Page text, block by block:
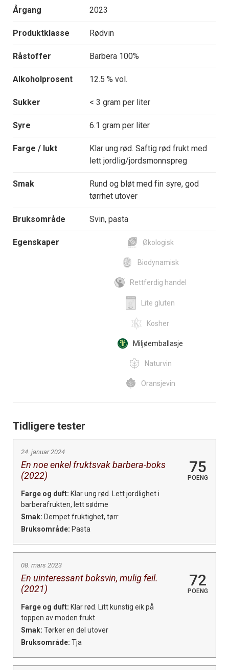
Årgang 2023
Produktklasse Rødvin
Råstoffer Barbera 100%
Alkoholprosent 12.5 % vol.
Sukker < 3 gram per liter
Syre 6.1 gram per liter
Farge / lukt
Klar ung rød. Saftig rød frukt med
lett jordlig/jordsmonnspreg
Smak
Rund og bløt med fin syre, god
tørrhet utover
Bruksområde Svin, pasta
Egenskaper Økologisk
Biodynamisk
Rettferdig handel
Lite gluten
Kosher
Miljøemballasje
Naturvin
Oransjevin
Tidligere tester
24. januar 2024
En noe enkel fruktsvak barbera-boks
(2022)
75
POENG
Farge og duft: Klar ung rød. Lett jordlighet i
barberafrukten, lett sødme
Smak: Dempet fruktighet, tørr
Bruksområde: Pasta
08. mars 2023
En uinteressant boksvin, mulig feil.
(2021)
72
POENG
Farge og duft: Klar rød. Litt kunstig eik på
toppen av moden frukt
Smak: Tørker en del utover
Bruksområde: Tja